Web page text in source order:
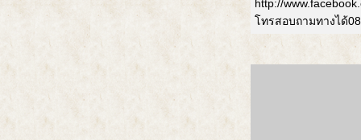
http://
โทรสอบถามทางได้